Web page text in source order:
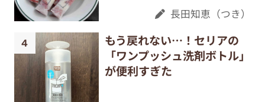
長田知恵（つき）
もう戻れない…！セリアの
「ワンプッシュ洗剤ボトル」
が便利すぎた